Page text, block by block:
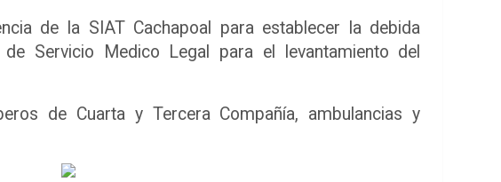
de la SIAT Cachapoal para establecer la debida
Servicio Medico Legal para el levantamiento del
de Cuarta y Tercera Compañía, ambulancias y